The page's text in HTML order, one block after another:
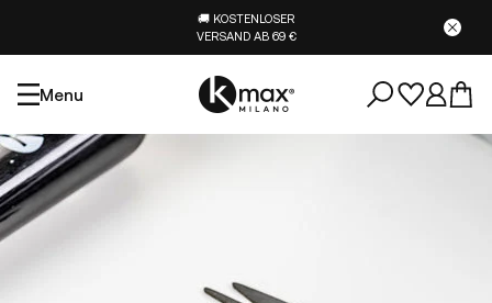
🚚 KOSTENLOSER
VERSAND AB 69 €
Menu